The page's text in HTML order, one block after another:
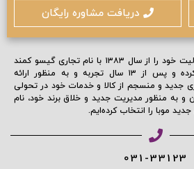
دریافت مشاوره رایگان
ما فعالیت خود را از سال ۱۳۸۳ با نام تجاری گیسو کمند
آغاز کرده و پس از ۱۳ سال تجربه و به منظور ارائه
جدید و منسجم از کالا و خدمات خود در تحولی
و به منظور مدیریت جدید و خلاق برند خود، نام
موبا را انتخاب کرده‌ایم.
031-33123
ادامه دهید